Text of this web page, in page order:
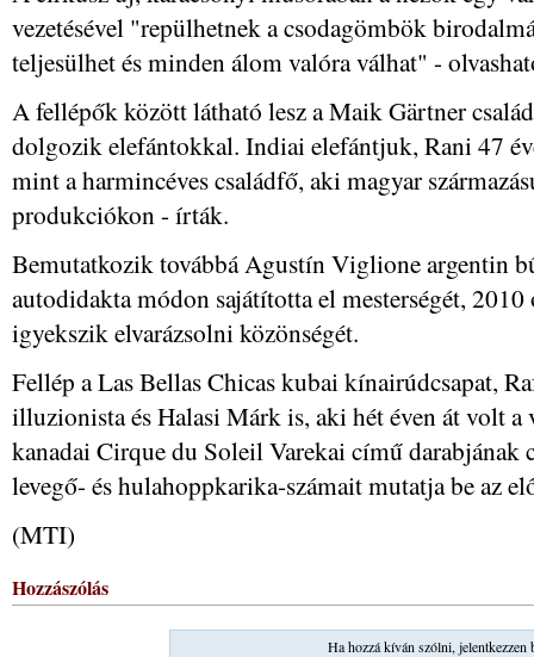
vezetésével "repülhetnek a csodagömbök
teljesülhet és minden álom valóra válhat" -
A fellépők között látható lesz a Maik Gärtner
dolgozik elefántokkal. Indiai elefántjuk, Rani 47
mint a harmincéves családfő, aki magyar
produkciókon - írták.
Bemutatkozik továbbá Agustín Viglione argentin
autodidakta módon sajátította el mesterségét,
igyekszik elvarázsolni közönségét.
Fellép a Las Bellas Chicas kubai kínairúdcsapat,
illuzionista és Halasi Márk is, aki hét éven át volt
kanadai Cirque du Soleil Varekai című darabjának
levegő- és hulahoppkarika-számait mutatja be az
(MTI)
Hozzászólás
Ha hozzá kíván szólni, jelentkezzen